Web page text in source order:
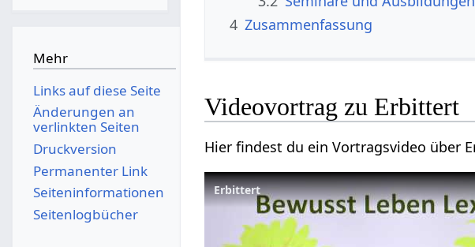
4 Zusammenfassung
Erbittert
Mehr
Links auf diese Seite
Änderungen an
verlinkten Seiten
Druckversion
Permanenter Link
Seiten­­informationen
Seitenlogbücher